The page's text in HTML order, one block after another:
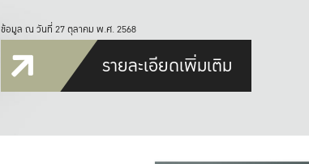
ข้อมูล ณ วันที่ 27 ตุลาคม พ.ศ. 2568
รายละเอียดเพิ่มเติม